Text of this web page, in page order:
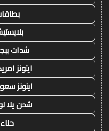
شدات
ايتونز
ايتونز
شحن يلا